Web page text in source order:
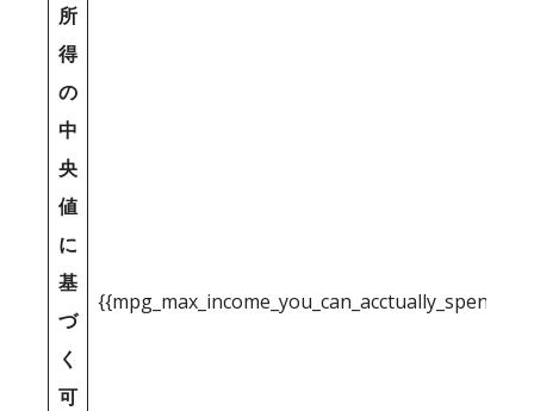
所
得
の
中
央
値
に
基
づ
く
可